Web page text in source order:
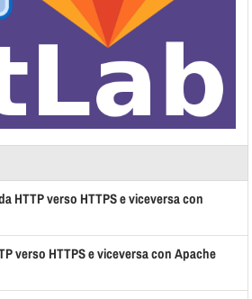
HTTP verso HTTPS e viceversa con
verso HTTPS e viceversa con Apache